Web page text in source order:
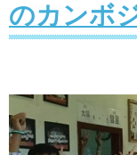
のカンボ